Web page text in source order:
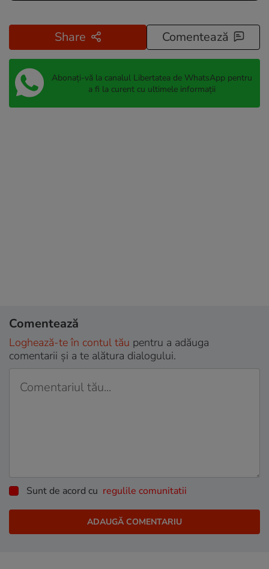
Share Comentează
Abonați-vă la canalul Libertatea de WhatsApp pentru
a fi la curent cu ultimele informații
Comentează
Loghează-te în contul tău pentru a adăuga
comentarii și a te alătura dialogului.
Sunt de acord cu regulile comunitatii